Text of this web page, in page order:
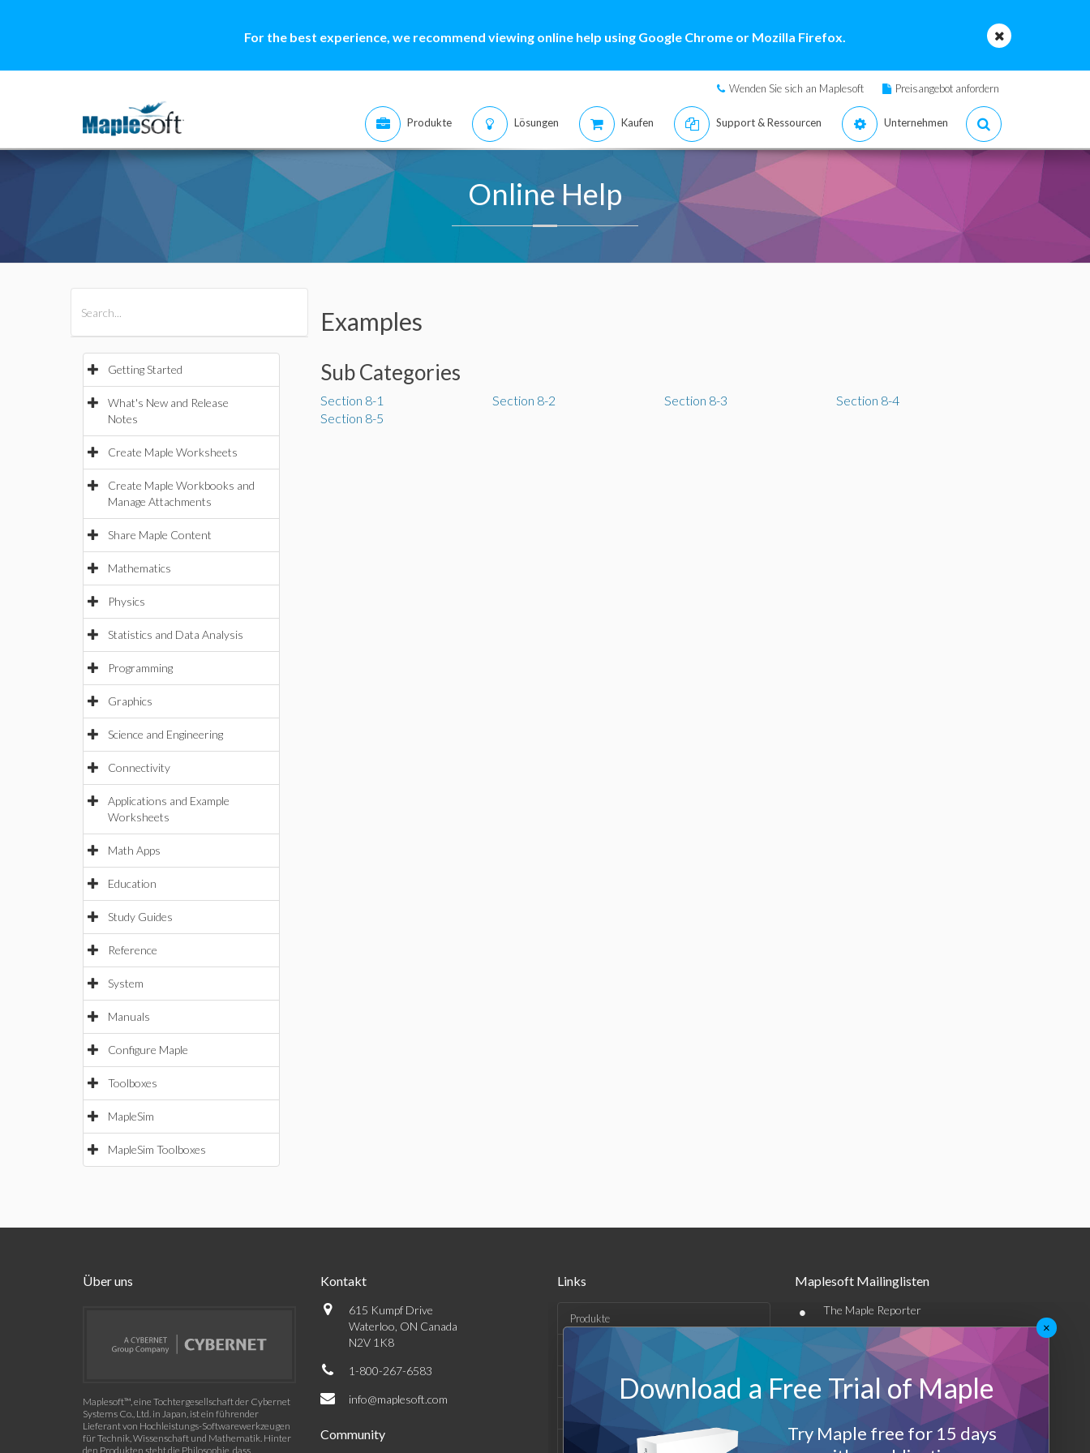
For the best experience, we recommend viewing online help using Google Chrome or Mozilla Firefox.
Wenden Sie sich an Maplesoft Preisangebot anfordern
Produkte Lösungen Kaufen Support & Ressourcen Unternehmen
Online Help
Getting Started
What's New and Release
Notes
Create Maple Worksheets
Create Maple Workbooks and
Manage Attachments
Share Maple Content
Mathematics
Physics
Statistics and Data Analysis
Programming
Graphics
Science and Engineering
Connectivity
Applications and Example
Worksheets
Math Apps
Education
Study Guides
Reference
System
Manuals
Configure Maple
Toolboxes
MapleSim
MapleSim Toolboxes
Examples
Sub Categories
Section 8-1 Section 8-2 Section 8-3
Section 8-4
Section 8-5
Über uns
Maplesoft™, eine Tochtergesellschaft der Cybernet
Systems Co., Ltd. in Japan, ist ein führender
Lieferant von Hochleistungs-Softwarewerkzeugen
für Technik, Wissenschaft und Mathematik. Hinter
den Produkten steht die Philosophie, dass
Kontakt
615 Kumpf Drive
Waterloo, ON Canada
N2V 1K8
1-800-267-6583
info@maplesoft.com
Community
Links
Produkte
Support und Ressourcen
Unternehmen
Maplesoft Mailinglisten
• The Maple Reporter
• Weitere E-Mail-Angebote
Maplesoft Membership
×
Download a Free Trial of Maple
Try Maple free for 15 days